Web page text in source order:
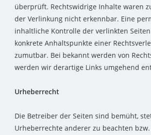
überprüft. Rechtswidrige Inhalte waren
der Verlinkung nicht erkennbar. Eine
inhaltliche Kontrolle der verlinkten
konkrete Anhaltspunkte einer
zumutbar. Bei bekannt werden von
werden wir derartige Links umgehend
Urheberrecht
Die Betreiber der Seiten sind bemüht,
Urheberrechte anderer zu beachten